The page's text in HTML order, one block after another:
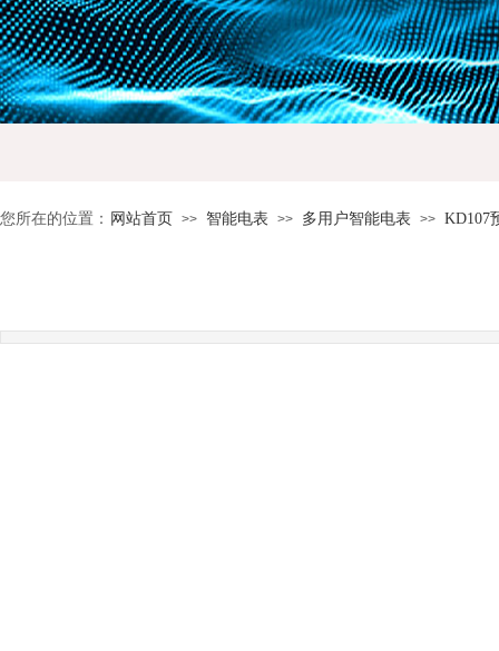
您所在的位置： 网站首页 >> 智能电表 >> 多用户智能电表 >> KD107